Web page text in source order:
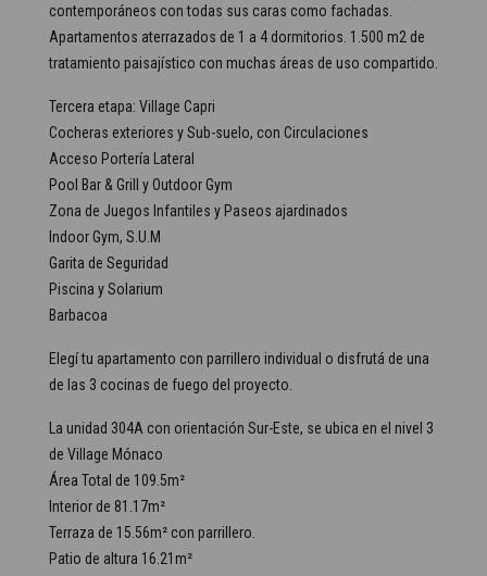
contemporáneos con todas sus caras como fachadas.
Apartamentos aterrazados de 1 a 4 dormitorios. 1.500 m2 de
tratamiento paisajístico con muchas áreas de uso compartido.
Tercera etapa: Village Capri
Cocheras exteriores y Sub-suelo, con Circulaciones
Acceso Portería Lateral
Pool Bar & Grill y Outdoor Gym
Zona de Juegos Infantiles y Paseos ajardinados
Indoor Gym, S.U.M
Garita de Seguridad
Piscina y Solarium
Barbacoa
Elegí tu apartamento con parrillero individual o disfrutá de una
de las 3 cocinas de fuego del proyecto.
La unidad 304A con orientación Sur-Este, se ubica en el nivel 3
de Village Mónaco
Área Total de 109.5m²
Interior de 81.17m²
Terraza de 15.56m² con parrillero.
Patio de altura 16.21m²